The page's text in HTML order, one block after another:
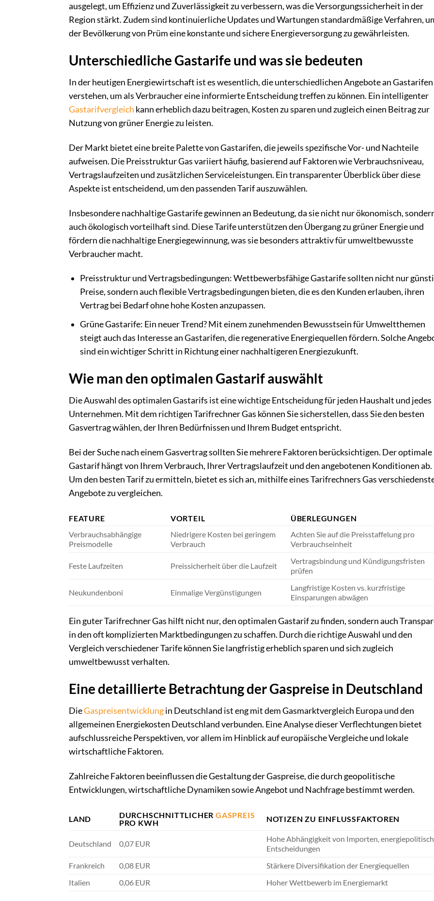
ausgelegt, um Effizienz und Zuverlässigkeit zu verbessern, was die Versorgungssicherheit in der
Region stärkt. Zudem sind kontinuierliche Updates und Wartungen standardmäßige Verfahren,
der Bevölkerung von Prüm eine konstante und sichere Energieversorgung zu gewährleisten.
Unterschiedliche Gastarife und was sie bedeuten
In der heutigen Energiewirtschaft ist es wesentlich, die unterschiedlichen Angebote an Gastarifen
verstehen, um als Verbraucher eine informierte Entscheidung treffen zu können. Ein intelligenter
Gastarifvergleich kann erheblich dazu beitragen, Kosten zu sparen und zugleich einen Beitrag zur
Nutzung von grüner Energie zu leisten.
Der Markt bietet eine breite Palette von Gastarifen, die jeweils spezifische Vor- und Nachteile
aufweisen. Die Preisstruktur Gas variiert häufig, basierend auf Faktoren wie Verbrauchsniveau,
Vertragslaufzeiten und zusätzlichen Serviceleistungen. Ein transparenter Überblick über diese
Aspekte ist entscheidend, um den passenden Tarif auszuwählen.
Insbesondere nachhaltige Gastarife gewinnen an Bedeutung, da sie nicht nur ökonomisch,
auch ökologisch vorteilhaft sind. Diese Tarife unterstützen den Übergang zu grüner Energie und
fördern die nachhaltige Energiegewinnung, was sie besonders attraktiv für umweltbewusste
Verbraucher macht.
Preisstruktur und Vertragsbedingungen: Wettbewerbsfähige Gastarife sollten nicht nur
Preise, sondern auch flexible Vertragsbedingungen bieten, die es den Kunden erlauben, ihren
Vertrag bei Bedarf ohne hohe Kosten anzupassen.
Grüne Gastarife: Ein neuer Trend? Mit einem zunehmenden Bewusstsein für Umweltthemen
steigt auch das Interesse an Gastarifen, die regenerative Energiequellen fördern. Solche
sind ein wichtiger Schritt in Richtung einer nachhaltigeren Energiezukunft.
Wie man den optimalen Gastarif auswählt
Die Auswahl des optimalen Gastarifs ist eine wichtige Entscheidung für jeden Haushalt und jedes
Unternehmen. Mit dem richtigen Tarifrechner Gas können Sie sicherstellen, dass Sie den besten
Gasvertrag wählen, der Ihren Bedürfnissen und Ihrem Budget entspricht.
Bei der Suche nach einem Gasvertrag sollten Sie mehrere Faktoren berücksichtigen. Der optimale
Gastarif hängt von Ihrem Verbrauch, Ihrer Vertragslaufzeit und den angebotenen Konditionen ab.
Um den besten Tarif zu ermitteln, bietet es sich an, mithilfe eines Tarifrechners Gas
Angebote zu vergleichen.
FEATURE VORTEIL
ÜBERLEGUNGEN
Verbrauchsabhängige
Preismodelle
Niedrigere Kosten bei geringem
Verbrauch
Achten Sie auf die Preisstaffelung pro
Verbrauchseinheit
Feste Laufzeiten Preissicherheit über die Laufzeit
Vertragsbindung und Kündigungsfristen
prüfen
Neukundenboni Einmalige Vergünstigungen
Langfristige Kosten vs. kurzfristige
Einsparungen abwägen
Ein guter Tarifrechner Gas hilft nicht nur, den optimalen Gastarif zu finden, sondern auch
in den oft komplizierten Marktbedingungen zu schaffen. Durch die richtige Auswahl und den
Vergleich verschiedener Tarife können Sie langfristig erheblich sparen und sich zugleich
umweltbewusst verhalten.
Eine detaillierte Betrachtung der Gaspreise in Deutschland
DieGaspreisentwicklungin Deutschland ist eng mit dem Gasmarktvergleich Europa und den
allgemeinen Energiekosten Deutschland verbunden. Eine Analyse dieser Verflechtungen bietet
aufschlussreiche Perspektiven, vor allem im Hinblick auf europäische Vergleiche und lokale
wirtschaftliche Faktoren.
Zahlreiche Faktoren beeinflussen die Gestaltung der Gaspreise, die durch geopolitische
Entwicklungen, wirtschaftliche Dynamiken sowie Angebot und Nachfrage bestimmt werden.
LAND DURCHSCHNITTLICHER GASPREIS
PRO KWH
NOTIZEN ZU EINFLUSSFAKTOREN
Deutschland 0,07 EUR
Hohe Abhängigkeit von Importen,
Entscheidungen
Frankreich
0,08 EUR
Stärkere Diversifikation der Energiequellen
Italien
0,06 EUR Hoher Wettbewerb im Energiemarkt